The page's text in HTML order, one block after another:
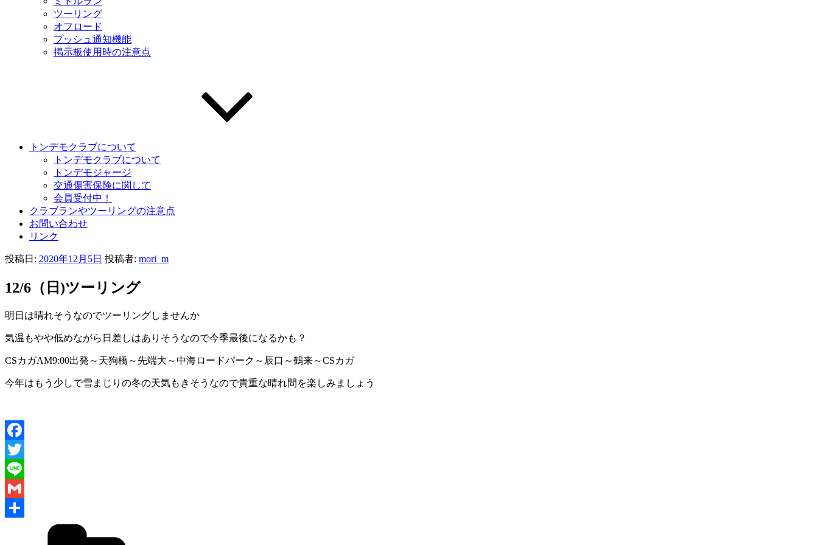
ツーリング
オフロード
プッシュ通知機能
掲示板使用時の注意点
トンデモクラブについて
トンデモクラブについて
トンデモジャージ
交通傷害保険に関して
会員受付中！
クラブランやツーリングの注意点
お問い合わせ
リンク
投稿日: 2020年12月5日 投稿者: mori_m
12/6（日)ツーリング
明日は晴れそうなのでツーリングしませんか
気温もやや低めながら日差しはありそうなので今季最後になるかも？
CSカガAM9:00出発～天狗橋～先端大～中海ロードパーク～辰口～鶴来～CSカガ
今年はもう少しで雪まじりの冬の天気もきそうなので貴重な晴れ間を楽しみましょう
Facebook
Twitter
Line
Gmail